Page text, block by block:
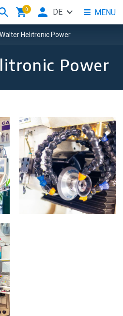
Walter Helitronic Power
Power
0 MENU
DE